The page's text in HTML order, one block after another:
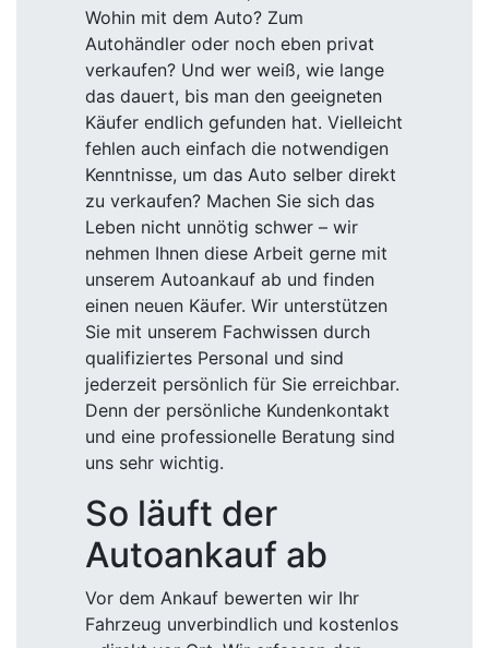
Wohin mit dem Auto? Zum
Autohändler oder noch eben privat
verkaufen? Und wer weiß, wie lange
das dauert, bis man den geeigneten
Käufer endlich gefunden hat. Vielleicht
fehlen auch einfach die notwendigen
Kenntnisse, um das Auto selber direkt
zu verkaufen? Machen Sie sich das
Leben nicht unnötig schwer – wir
nehmen Ihnen diese Arbeit gerne mit
unserem Autoankauf ab und finden
einen neuen Käufer. Wir unterstützen
Sie mit unserem Fachwissen durch
qualifiziertes Personal und sind
jederzeit persönlich für Sie erreichbar.
Denn der persönliche Kundenkontakt
und eine professionelle Beratung sind
uns sehr wichtig.
So läuft der
Autoankauf ab
Vor dem Ankauf bewerten wir Ihr
Fahrzeug unverbindlich und kostenlos